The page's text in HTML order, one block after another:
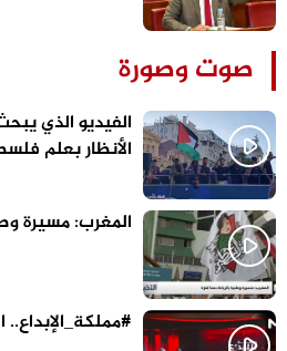
صوت وصورة
الفيديو الذي
الأنظار بعلم
المغرب: مسيرة